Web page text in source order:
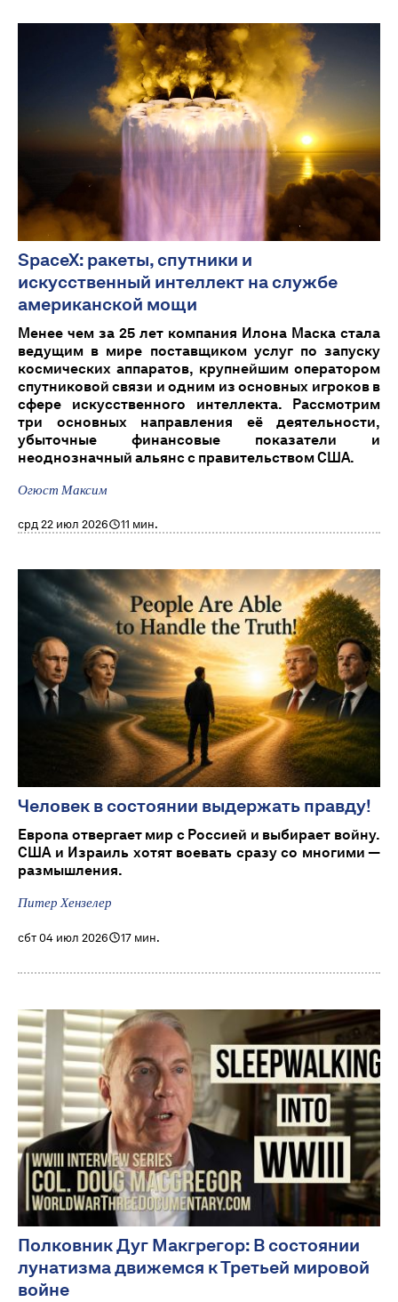
SpaceX: ракеты, спутники и
искусственный интеллект на службе
американской мощи
Менее чем за 25 лет компания Илона Маска стала
ведущим в мире поставщиком услуг по запуску
космических аппаратов, крупнейшим оператором
спутниковой связи и одним из основных игроков в
сфере искусственного интеллекта. Рассмотрим
три основных направления её деятельности,
убыточные финансовые показатели и
неоднозначный альянс с правительством США.
Огюст Максим
срд 22 июл 2026 11 мин.
Человек в состоянии выдержать правду!
Европа отвергает мир с Россией и выбирает войну.
США и Израиль хотят воевать сразу со многими —
размышления.
Питер Хензелер
сбт 04 июл 2026 17 мин.
Полковник Дуг Макгрегор: В состоянии
лунатизма движемся к Третьей мировой
войне